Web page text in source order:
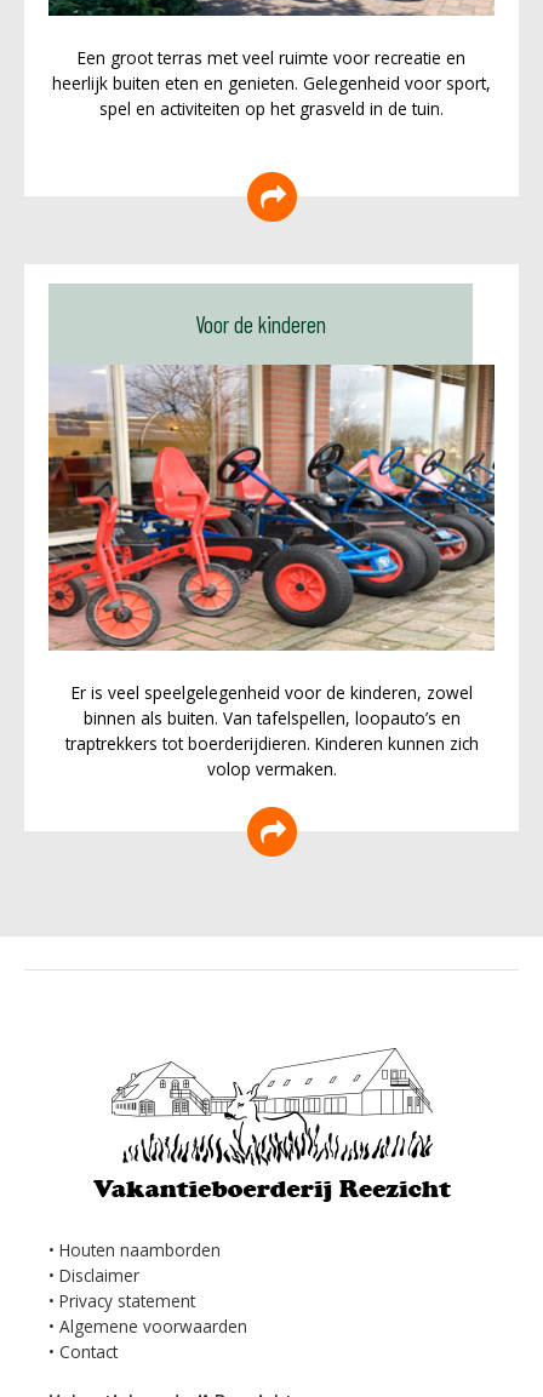
Een groot terras met veel ruimte voor recreatie en
heerlijk buiten eten en genieten. Gelegenheid voor sport,
spel en activiteiten op het grasveld in de tuin.
Voor de kinderen
Er is veel speelgelegenheid voor de kinderen, zowel
binnen als buiten. Van tafelspellen, loopauto’s en
traptrekkers tot boerderijdieren. Kinderen kunnen zich
volop vermaken.
Houten naamborden
Disclaimer
Privacy statement
Algemene voorwaarden
Contact